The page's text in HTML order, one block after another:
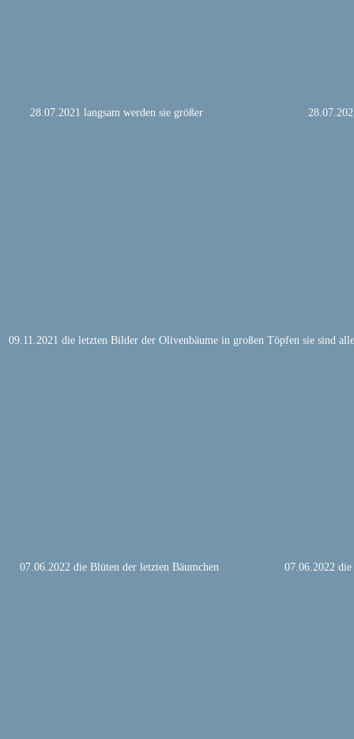
28.07.2021 langsam werden sie größer
09.11.2021 die letzten Bilder der Olivenbäume in großen Töpfen sie sind
07.06.2022 die Blüten der letzten Bäumchen 07.06.2022